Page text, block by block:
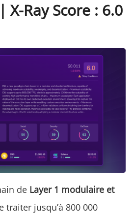
X-Ray Score : 6.0
de Layer 1 modulaire et
traiter jusqu’à 800 000